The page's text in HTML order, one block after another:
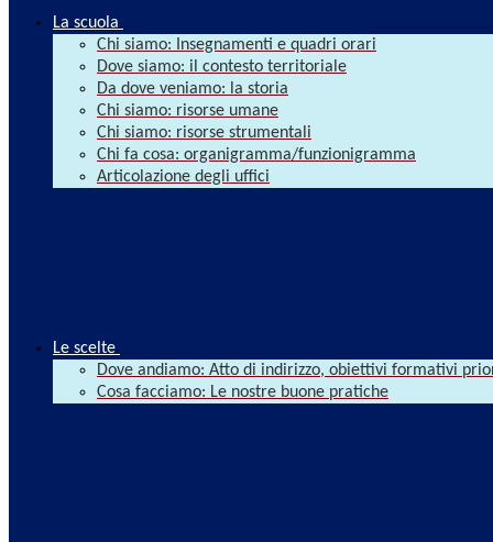
La scuola
Chi siamo: Insegnamenti e quadri orari
Dove siamo: il contesto territoriale
Da dove veniamo: la storia
Chi siamo: risorse umane
Chi siamo: risorse strumentali
Chi fa cosa: organigramma/funzionigramma
Articolazione degli uffici
Le scelte
Dove andiamo: Atto di indirizzo, obiettivi formativi
Cosa facciamo: Le nostre buone pratiche